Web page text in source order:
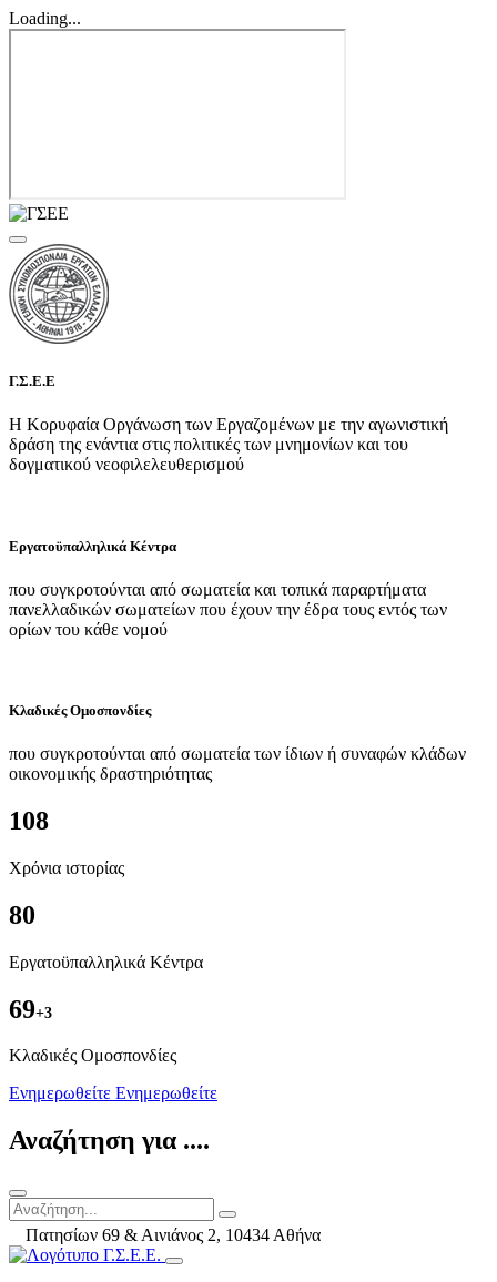
Loading...
Γ.Σ.Ε.Ε
Η Κορυφαία Οργάνωση των Εργαζομένων με την αγωνιστική
δράση της ενάντια στις πολιτικές των μνημονίων και του
δογματικού νεοφιλελευθερισμού
Εργατοϋπαλληλικά Κέντρα
που συγκροτούνται από σωματεία και τοπικά παραρτήματα
πανελλαδικών σωματείων που έχουν την έδρα τους εντός των
ορίων του κάθε νομού
Κλαδικές Ομοσπονδίες
που συγκροτούνται από σωματεία των ίδιων ή συναφών κλάδων
οικονομικής δραστηριότητας
108
Χρόνια ιστορίας
80
Εργατοϋπαλληλικά Κέντρα
69+3
Kλαδικές Ομοσπονδίες
Ενημερωθείτε Ενημερωθείτε
Αναζήτηση για ....
Πατησίων 69 & Αινιάνος 2, 10434 Αθήνα